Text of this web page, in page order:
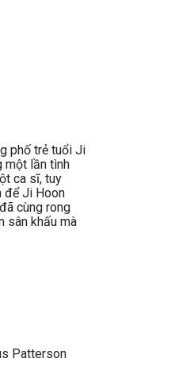
phố trẻ tuổi Ji
một lần tình
ca sĩ, tuy
để Ji Hoon
cùng rong
sân khấu mà
Patterson